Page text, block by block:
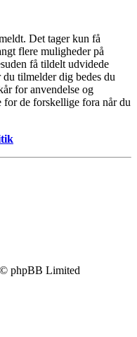
Det tager kun få
flere muligheder på
få tildelt udvidede
tilmelder dig bedes du
for anvendelse og
de forskellige fora når du
phpBB Limited